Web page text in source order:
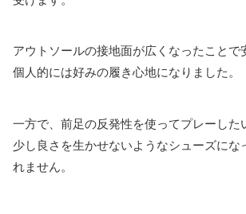
アウトソールの接地面が広くなったことで
個人的には好みの履き心地になりました。
一方で、前足の反発性を使ってプレーした
少し良さを生かせないようなシューズにな
れません。